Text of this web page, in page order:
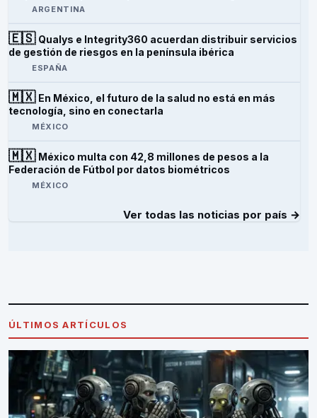
ARGENTINA
🇪🇸 Qualys e Integrity360 acuerdan distribuir servicios
de gestión de riesgos en la península ibérica
ESPAÑA
🇲🇽 En México, el futuro de la salud no está en más
tecnología, sino en conectarla
MÉXICO
🇲🇽 México multa con 42,8 millones de pesos a la
Federación de Fútbol por datos biométricos
MÉXICO
Ver todas las noticias por país →
ÚLTIMOS ARTÍCULOS